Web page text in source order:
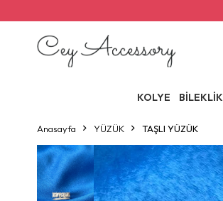
KOLYE BİLEKLİK
Anasayfa YÜZÜK TAŞLI YÜZÜK